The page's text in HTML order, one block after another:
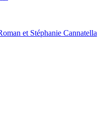
et Stéphanie Cannatella